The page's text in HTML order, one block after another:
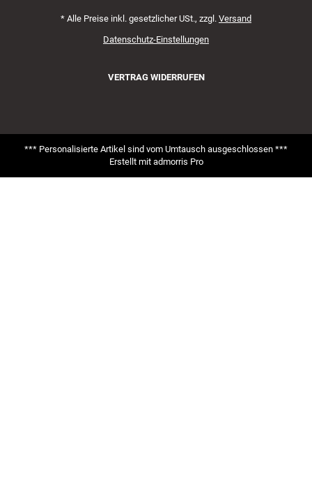
* Alle Preise inkl. gesetzlicher USt., zzgl. Versand
Datenschutz-Einstellungen
VERTRAG WIDERRUFEN
*** Personalisierte Artikel sind vom Umtausch ausgeschlossen ***
Erstellt mit admorris Pro